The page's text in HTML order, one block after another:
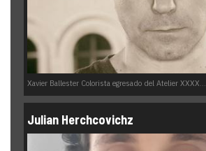
Xavier Ballester Colorista egresado del Atelier XXXX...
Julian Herchcovichz